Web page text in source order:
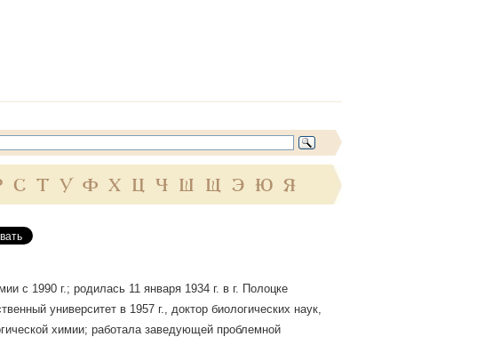
С Т У Ф Х Ц Ч Ш Щ Э Ю Я
с 1990 г.; родилась 11 января 1934 г. в г. Полоцке
университет в 1957 г., доктор биологических наук,
химии; работала заведующей проблемной